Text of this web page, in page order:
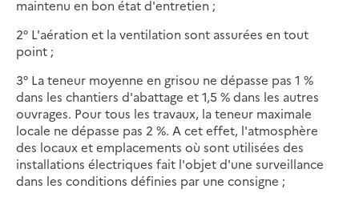
maintenu en bon état d'entretien ;
2° L'aération et la ventilation sont assurées en tout
point ;
3° La teneur moyenne en grisou ne dépasse pas 1 %
dans les chantiers d'abattage et 1,5 % dans les autres
ouvrages. Pour tous les travaux, la teneur maximale
locale ne dépasse pas 2 %. A cet effet, l'atmosphère
des locaux et emplacements où sont utilisées des
installations électriques fait l'objet d'une surveillance
dans les conditions définies par une consigne ;